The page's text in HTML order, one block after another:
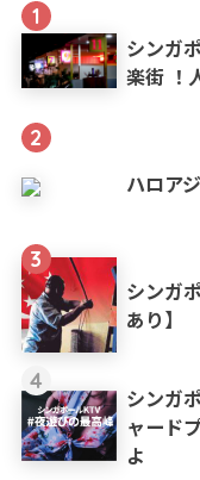
1
シンガ
楽街 ！
2
ハロア
3
シンガ
あり】
4
シンガ
ャード
よ